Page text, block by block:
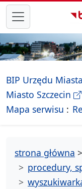
przejdź do
BIP Urzędu Miasta
Miasto Szczecin -
Mapa serwisu -
strona główna >
procedury,